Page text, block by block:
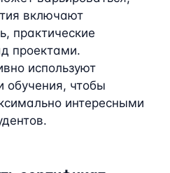
включают
практические
проектами.
используют
обучения, чтобы
интересными